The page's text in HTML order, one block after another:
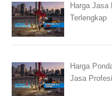
Harga Jasa
Terlengkap
Harga
Jasa